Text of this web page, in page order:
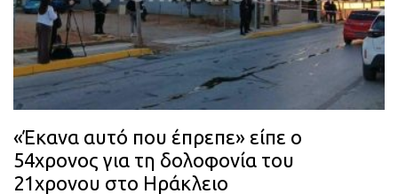
«Έκανα αυτό που έπρεπε» είπε ο
54χρονος για τη δολοφονία του
21χρονου στο Ηράκλειο